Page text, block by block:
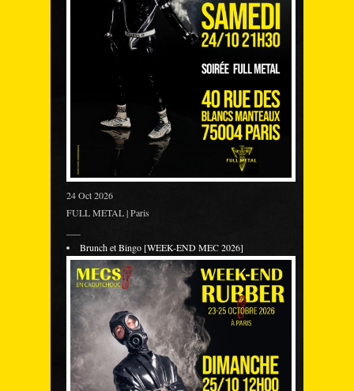
24 Oct 2026
FULL METAL | Paris
Brunch et Bingo [WEEK-END MEC 2026]